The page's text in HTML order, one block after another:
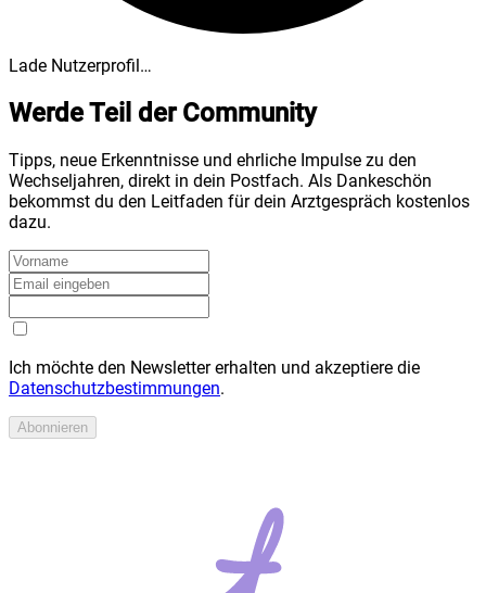
Lade Nutzerprofil…
Werde Teil der Community
Tipps, neue Erkenntnisse und ehrliche Impulse zu den
Wechseljahren, direkt in dein Postfach. Als Dankeschön
bekommst du den Leitfaden für dein Arztgespräch kostenlos
dazu.
Ich möchte den Newsletter erhalten und akzeptiere die
Datenschutzbestimmungen.
Abonnieren